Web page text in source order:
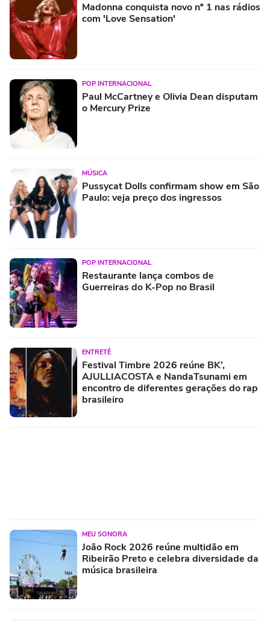
Madonna conquista novo nº 1 nas rádios
com 'Love Sensation'
POP INTERNACIONAL
Paul McCartney e Olivia Dean disputam
o Mercury Prize
MÚSICA
Pussycat Dolls confirmam show em São
Paulo: veja preço dos ingressos
POP INTERNACIONAL
Restaurante lança combos de
Guerreiras do K-Pop no Brasil
ENTRETÊ
Festival Timbre 2026 reúne BK’,
AJULLIACOSTA e NandaTsunami em
encontro de diferentes gerações do rap
brasileiro
MEU SONORA
João Rock 2026 reúne multidão em
Ribeirão Preto e celebra diversidade da
música brasileira